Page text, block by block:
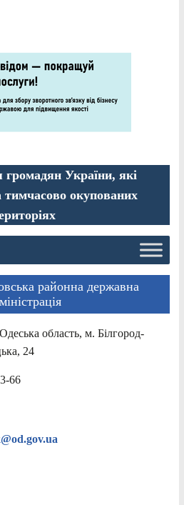
громадян України, які
окупованих
районна державна
область, м. Білгород-
24
66